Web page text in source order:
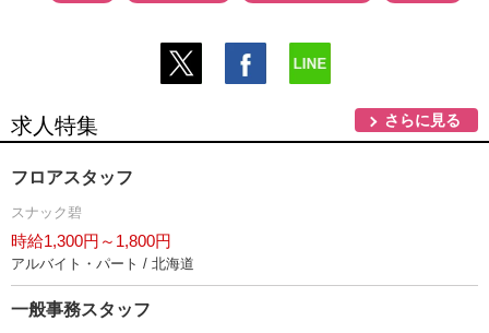
求人特集 さらに見る
フロアスタッフ
スナック碧
時給1,300円～1,800円
アルバイト・パート / 北海道
一般事務スタッフ